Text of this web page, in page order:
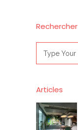
Rechercher
for:
Articles